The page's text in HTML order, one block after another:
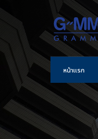
หน้าแรก